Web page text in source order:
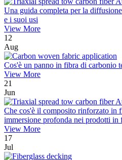
Una guida completa per la
e i suoi usi
View More
12
Aug
Cos'è un panno in fibra di carbonio
View More
21
Jun
Che cos'è il composito rinforzato in
immersione profonda nei prodotti
View More
17
Jul